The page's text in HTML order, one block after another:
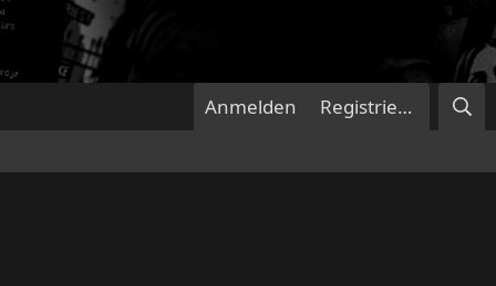
Anmelden Registrieren